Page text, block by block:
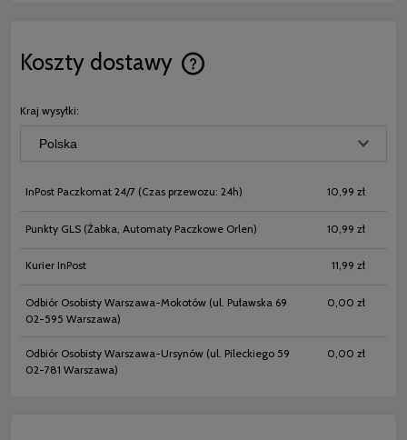
Koszty dostawy
Cena nie zawiera ewentualnych
Kraj wysyłki:
InPost Paczkomat 24/7 (Czas przewozu: 24h) 10,99 zł
Punkty GLS (Żabka, Automaty Paczkowe Orlen) 10,99 zł
Kurier InPost 11,99 zł
Odbiór Osobisty Warszawa-Mokotów (ul. Puławska 69
02-595 Warszawa)
0,00 zł
Odbiór Osobisty Warszawa-Ursynów (ul. Pileckiego 59
02-781 Warszawa)
0,00 zł